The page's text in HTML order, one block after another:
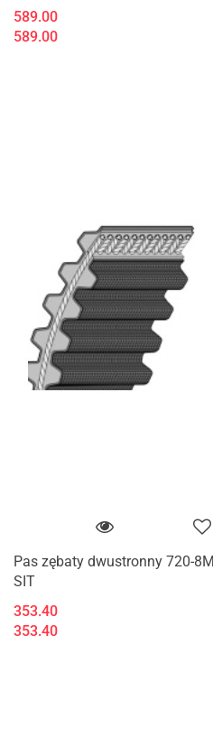
589.00
589.00
Pas zębaty dwustronny 720-
SIT
353.40
353.40